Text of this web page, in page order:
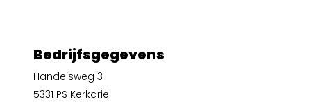
Bedrijfsgegevens
Handelsweg 3
5331 PS Kerkdriel